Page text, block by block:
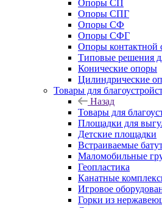
Опоры СП
Опоры СПГ
Опоры СФ
Опоры СФГ
Опоры контактной
Типовые решения
Конические опоры
Цилиндрические
Товары для
Назад
Товары для
Площадки для
Детские площадки
Встраиваемые
Маломобильные
Геопластика
Канатные
Игровое
Горки из